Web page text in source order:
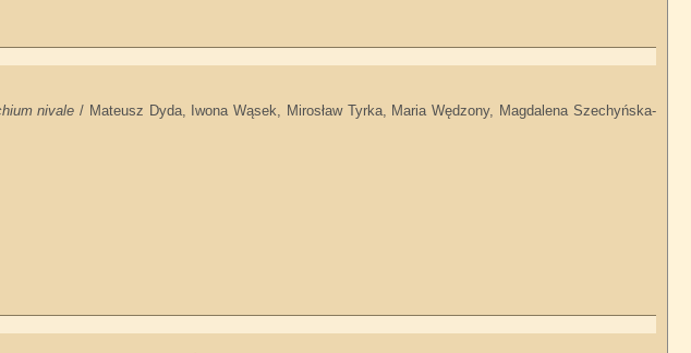
nivale / Mateusz Dyda, Iwona Wąsek, Mirosław Tyrka, Maria Wędzony, Magdalena Szechyńska-